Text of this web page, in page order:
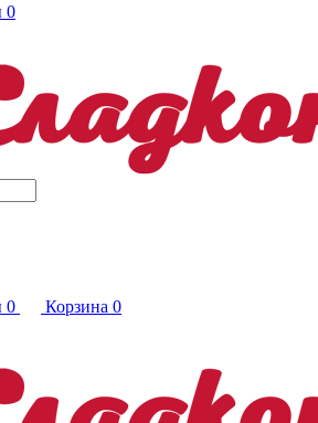
0
0 Корзина 0